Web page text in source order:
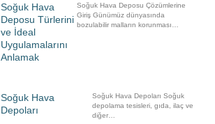
Soğuk Hava
Deposu Türlerini
ve İdeal
Uygulamalarını
Anlamak
Soğuk Hava Deposu Çözümlerine
Giriş Günümüz dünyasında
bozulabilir malların korunması…
Soğuk Hava
Depoları
Soğuk Hava Depoları Soğuk
depolama tesisleri, gıda, ilaç ve
diğer…